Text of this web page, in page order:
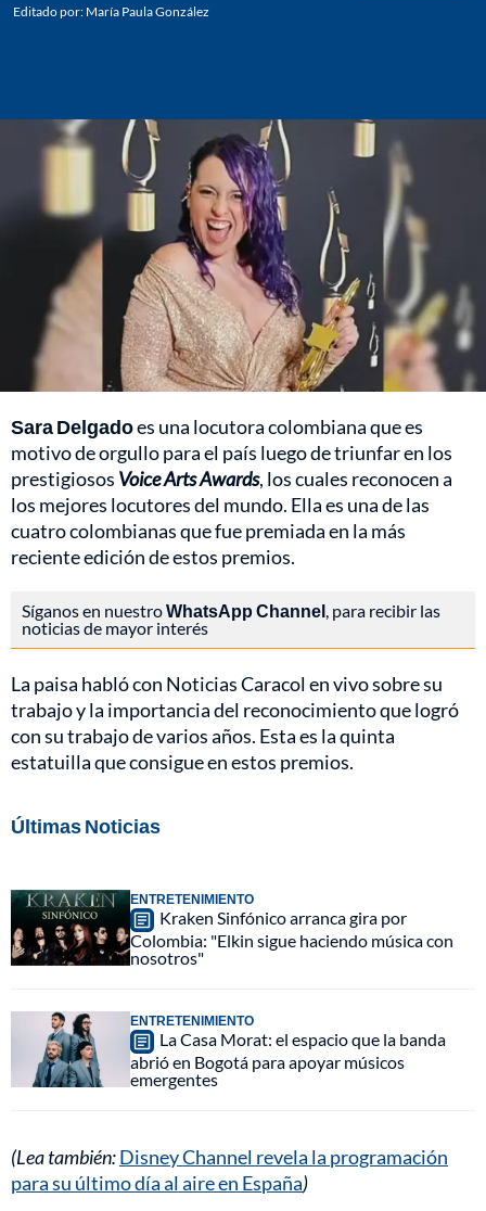
Editado por: María Paula González
Sara Delgadoes una locutora colombiana que es
motivo de orgullo para el país luego de triunfar en los
prestigiosos Voice Arts Awards, los cuales reconocen a
los mejores locutores del mundo. Ella es una de las
cuatro colombianas que fue premiada en la más
reciente edición de estos premios.
Síganos en nuestroWhatsApp Channel, para recibir las
noticias de mayor interés
La paisa habló con Noticias Caracol en vivo sobre su
trabajo y la importancia del reconocimiento que logró
con su trabajo de varios años. Esta es la quinta
estatuilla que consigue en estos premios.
Últimas Noticias
ENTRETENIMIENTO
Kraken Sinfónico arranca gira por
Colombia: "Elkin sigue haciendo música con
nosotros"
ENTRETENIMIENTO
La Casa Morat: el espacio que la banda
abrió en Bogotá para apoyar músicos
emergentes
(Lea también:Disney Channel revela la programación
para su último día al aire en España)